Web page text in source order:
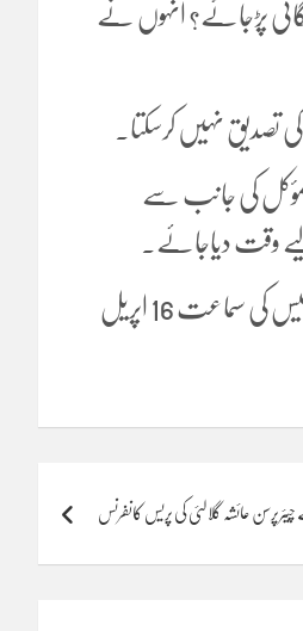
پڑجائے؟ انہوں نے
تصدیق نہیں کرسکتا۔
مؤکل کی جانب سے
لیے وقت دیاجائے۔
عدالت نے دانیال عزیز کودفاع میں مزید دستاویزات پیش کرنے کی اجازت دیتے ہوئے کیس کی سماعت 16 اپریل
عائشہ گلالئی کی پریس کانفرنس